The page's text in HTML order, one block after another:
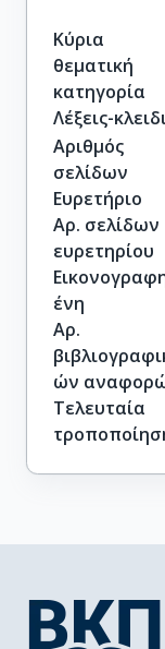
Κύρια
θεματική
κατηγορία
Λέξεις-
Αριθμός
σελίδων
Ευρετήριο
Αρ. σελίδων
ευρετηρίου
ένη
Αρ.
ών
Τελευταία